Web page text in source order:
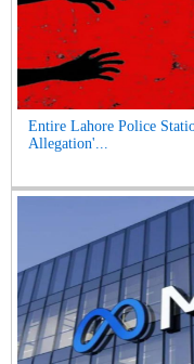
Entire Lahore Police
Allegation'...